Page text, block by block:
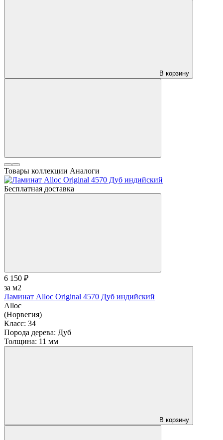
В корзину
Товары коллекции Аналоги
Бесплатная доставка
6 150 ₽
за м2
Ламинат Alloc Original 4570 Дуб индийский
Alloc
(Норвегия)
Класс: 34
Порода дерева: Дуб
Толщина: 11 мм
В корзину